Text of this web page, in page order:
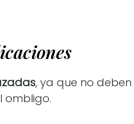
, ya que no
ombligo.